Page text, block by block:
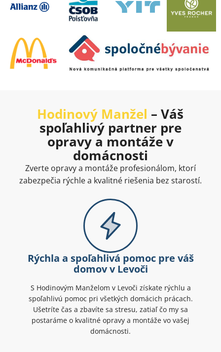
Hodinový Manžel – Váš
spoľahlivý partner pre
opravy a montáže v
domácnosti
Zverte opravy a montáže profesionálom, ktorí
zabezpečia rýchle a kvalitné riešenia bez starostí.
Rýchla a spoľahlivá pomoc pre váš
domov v Levoči
S Hodinovým Manželom v Levoči získate rýchlu a
spoľahlivú pomoc pri všetkých domácich prácach.
Ušetríte čas a zbavíte sa stresu, zatiaľ čo my sa
postaráme o kvalitné opravy a montáže vo vašej
domácnosti.